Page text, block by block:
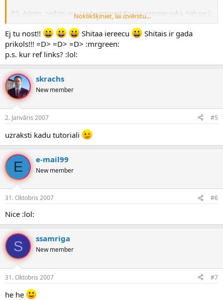
P.S. Admin, nedzes ara, tas humoram! Ka visi vienmer saka, nah pa 2
centi chakareties
!
Noklikšķiniet, lai izvērstu...
Ej tu nost!! Shitaa iereecu
Shitais ir gada
prikols!!! =D> =D> =D> :mrgreen:
p.s. kur ref links? :lol:
skrachs
New member
2. Janvāris 2007 #5
uzraksti kadu tutoriali
E e-mail99
New member
31. Oktobris 2007 #6
Nice :lol:
S ssamriga
New member
31. Oktobris 2007 #7
he he